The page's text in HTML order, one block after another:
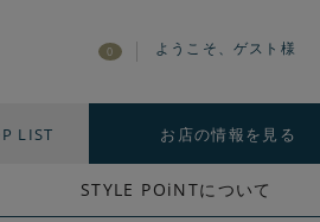
0 ようこそ、ゲスト様
LIST お店の情報を見る
STYLE POiNTについて